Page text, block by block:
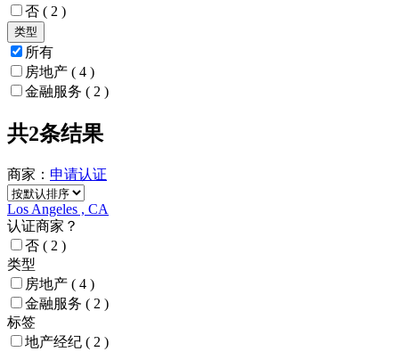
否 ( 2 )
类型
所有
房地产 ( 4 )
金融服务 ( 2 )
共2条结果
商家： 申请认证
Los Angeles , CA
认证商家？
否 ( 2 )
类型
房地产 ( 4 )
金融服务 ( 2 )
标签
地产经纪 ( 2 )